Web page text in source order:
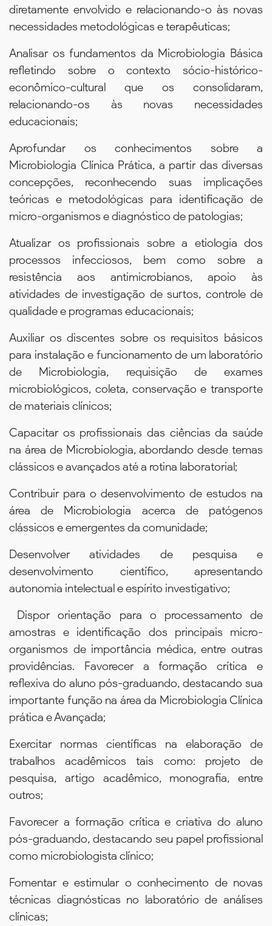
diretamente envolvido e relacionando-o às novas
necessidades metodológicas e terapêuticas;
Analisar os fundamentos da Microbiologia Básica
refletindo sobre o contexto sócio-histórico-
econômico-cultural que os consolidaram,
relacionando-os às novas necessidades
educacionais;
Aprofundar os conhecimentos sobre a
Microbiologia Clínica Prática, a partir das diversas
concepções, reconhecendo suas implicações
teóricas e metodológicas para identificação de
micro-organismos e diagnóstico de patologias;
Atualizar os profissionais sobre a etiologia dos
processos infecciosos, bem como sobre a
resistência aos antimicrobianos, apoio às
atividades de investigação de surtos, controle de
qualidade e programas educacionais;
Auxiliar os discentes sobre os requisitos básicos
para instalação e funcionamento de um laboratório
de Microbiologia, requisição de exames
microbiológicos, coleta, conservação e transporte
de materiais clínicos;
Capacitar os profissionais das ciências da saúde
na área de Microbiologia, abordando desde temas
clássicos e avançados até a rotina laboratorial;
Contribuir para o desenvolvimento de estudos na
área de Microbiologia acerca de patógenos
clássicos e emergentes da comunidade;
Desenvolver atividades de pesquisa e
desenvolvimento científico, apresentando
autonomia intelectual e espírito investigativo;
Dispor orientação para o processamento de
amostras e identificação dos principais micro-
organismos de importância médica, entre outras
providências. Favorecer a formação crítica e
reflexiva do aluno pós-graduando, destacando sua
importante função na área da Microbiologia Clínica
prática e Avançada;
Exercitar normas científicas na elaboração de
trabalhos acadêmicos tais como: projeto de
pesquisa, artigo acadêmico, monografia, entre
outros;
Favorecer a formação crítica e criativa do aluno
pós-graduando, destacando seu papel profissional
como microbiologista clínico;
Fomentar e estimular o conhecimento de novas
técnicas diagnósticas no laboratório de análises
clínicas;